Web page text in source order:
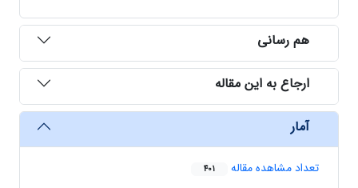
هم رسانی
ارجاع به این مقاله
آمار
تعداد مشاهده مقاله 401